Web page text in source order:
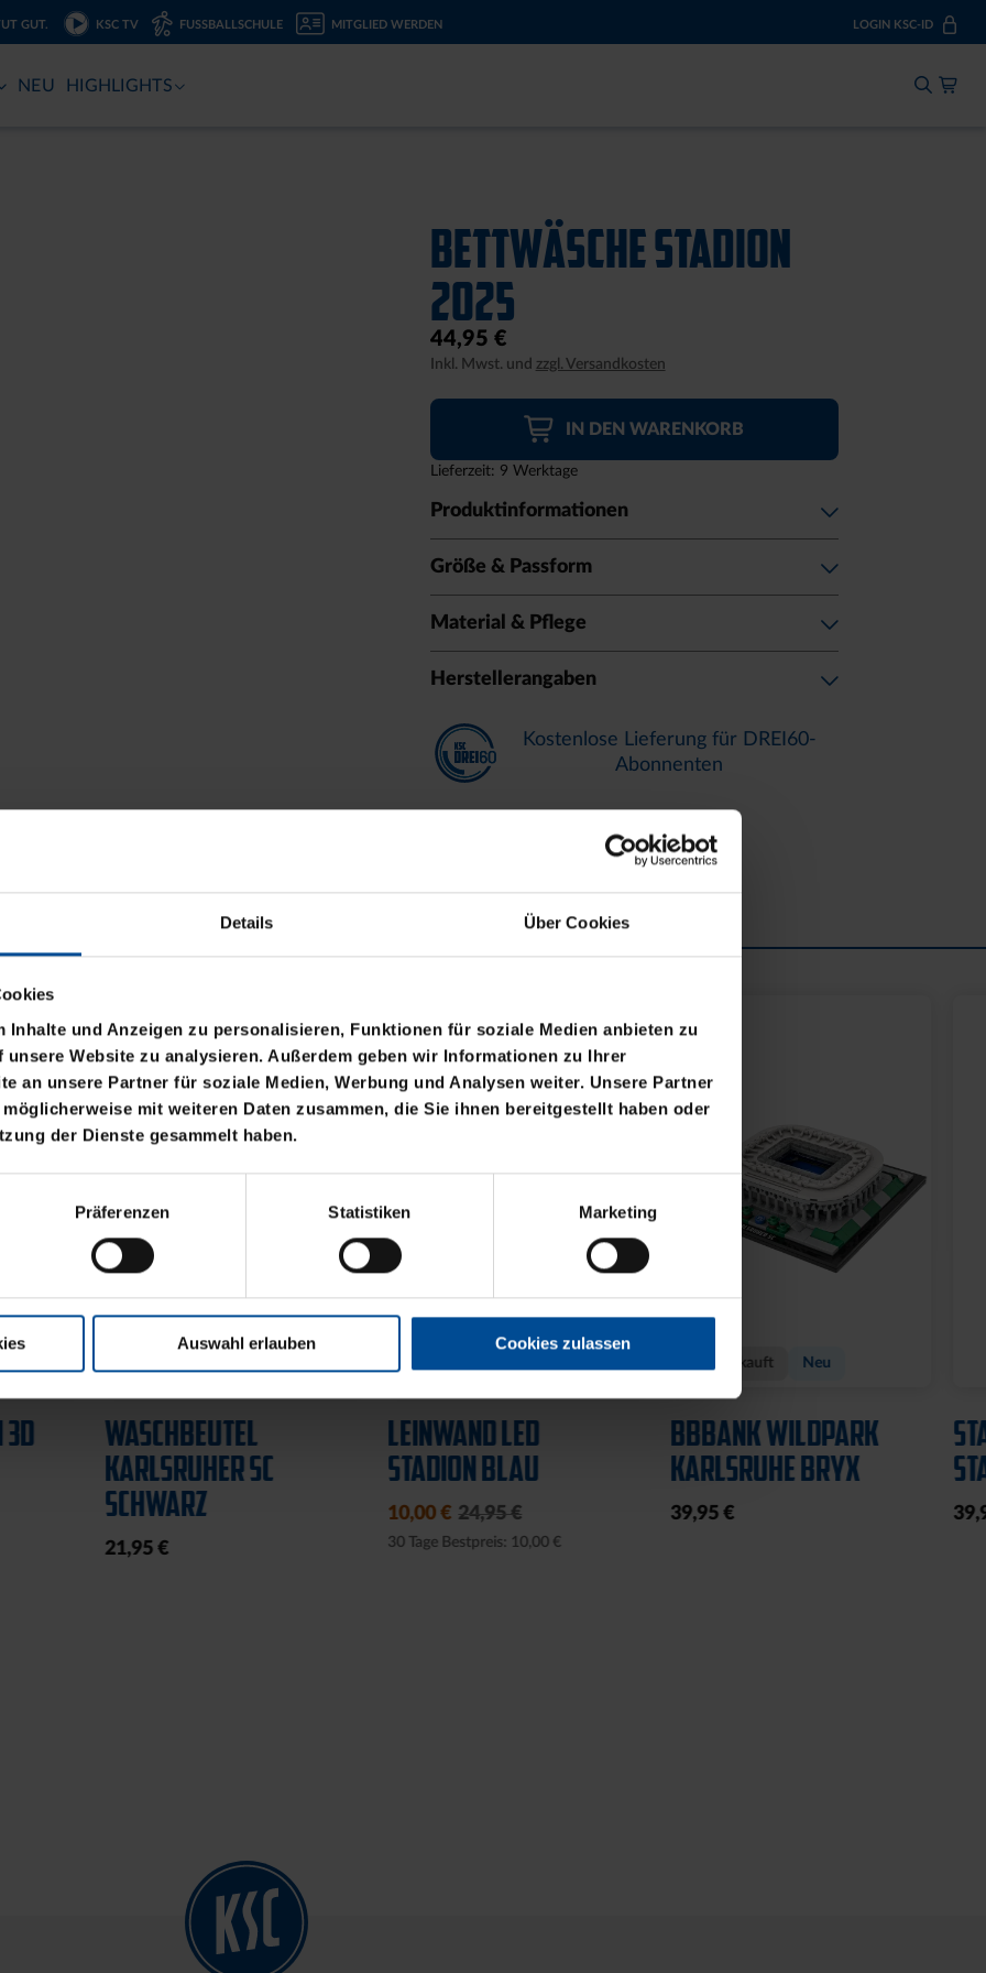
Details Über Cookies
Inhalte und Anzeigen zu personalisieren, Funktionen für soziale Medien anbieten zu
Website zu analysieren. Außerdem geben wir Informationen zu Ihrer
an unsere Partner für soziale Medien, Werbung und Analysen weiter. Unsere Partner
mit weiteren Daten zusammen, die Sie ihnen bereitgestellt haben oder
der Dienste gesammelt haben.
Präferenzen Statistiken Marketing
Auswahl erlauben Cookies zulassen
GUT. KSC TV FUSSBALLSCHULE MITGLIED WERDEN LOGIN KSC-ID
Noch keine KSC-ID?
NEU HIGHLIGHTS Mein
BETTWÄSCHE STADION
2025
44,95 €
Inkl. Mwst. und zzgl. Versandkosten
IN DEN WARENKORB
Lieferzeit: 9 Werktage
Produktinformationen
Größe & Passform
Material & Pflege
Herstellerangaben
Kostenlose Lieferung für DREI60-
Abonnenten
LEINWAND LED
STADION BLAU
10,00 € 24,95 €
30 Tage Bestpreis: 10,00 €
BBBANK WILDPARK
KARLSRUHE BRYX
39,95 €
STADIONDECKE
STADION BLAU 2025
39,95 €